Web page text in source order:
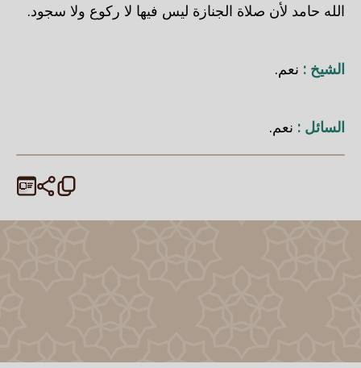
الله حامد لأن صلاة الجنازة ليس فيها لا ركوع ولا سجود.
الشيخ : نعم.
السائل : نعم.